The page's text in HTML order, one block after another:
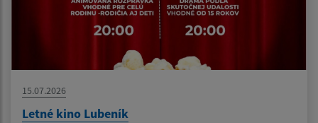
15.07.2026
Letné kino Lubeník